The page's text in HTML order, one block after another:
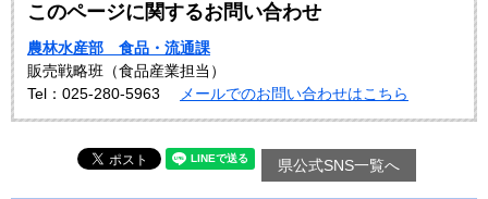
このページに関するお問い合わせ
農林水産部 食品・流通課
販売戦略班（食品産業担当）
Tel：025-280-5963
メールでのお問い合わせはこちら
県公式SNS一覧へ